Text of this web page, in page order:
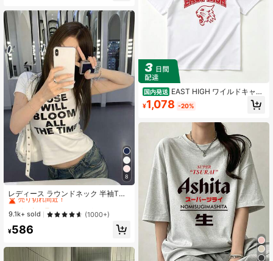
8
レディース ラウンドネック 半袖Tシ
ャツ 夏新作 レタープリント アメリ
カンホットガール風 ファッション カ
ジュアル 万能 スリムフィット クロ
ップド丈 ホワイト
#1 ベストセラー
に ライトウェイト 女性用トップス、ブラウス、Tシャツ
売り切れ間近！
#1 ベストセラー
売り切れ間近！
#1 ベストセラー
売り切れ間近！
#1 ベストセラー
売り切れ間近！
9.1k+ sold (1000+)
¥586
国内発送 EAST HIGH ワイルドキャッ
ツ Tシャツ - カレッジ風ロゴ 半袖 綿
100% 通気性抜群 柔らか素材 夏服 カ
ムウェア お揃い ペアルック プレゼ
ント メンズ レディース
¥1,078 -20%